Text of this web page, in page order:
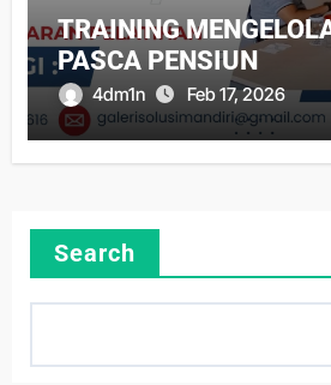
TRAINING
PASCA PENSIUN
4dm1n Feb 17, 2026
Search